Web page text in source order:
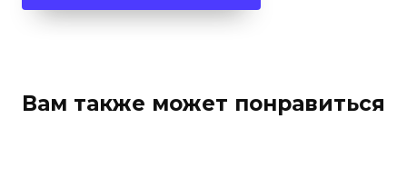
Вам также может понравиться